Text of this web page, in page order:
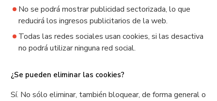
No se podrá mostrar publicidad sectorizada, lo que
reducirá los ingresos publicitarios de la web.
Todas las redes sociales usan cookies, si las desactiva
no podrá utilizar ninguna red social.
¿Se pueden eliminar las cookies?
Sí. No sólo eliminar, también bloquear, de forma general o